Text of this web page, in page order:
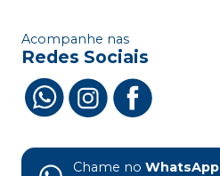
Acompanhe nas
Redes Sociais
Chame no WhatsApp